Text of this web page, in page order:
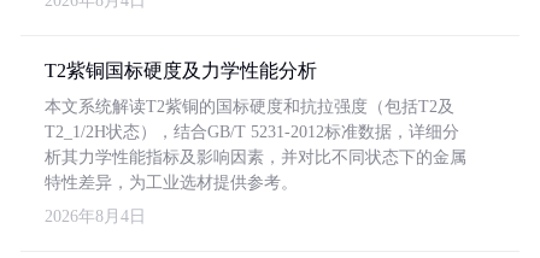
T2紫铜国标硬度及力学性能分析
本文系统解读T2紫铜的国标硬度和抗拉强度（包括T2及
T2_1/2H状态），结合GB/T 5231-2012标准数据，详细分
析其力学性能指标及影响因素，并对比不同状态下的金属
特性差异，为工业选材提供参考。
2026年8月4日